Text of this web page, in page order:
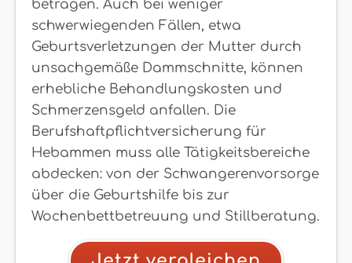
betragen. Auch bei weniger
schwerwiegenden Fällen, etwa
Geburtsverletzungen der Mutter durch
unsachgemäße Dammschnitte, können
erhebliche Behandlungskosten und
Schmerzensgeld anfallen. Die
Berufshaftpflichtversicherung für
Hebammen muss alle Tätigkeitsbereiche
abdecken: von der Schwangerenvorsorge
über die Geburtshilfe bis zur
Wochenbettbetreuung und Stillberatung.